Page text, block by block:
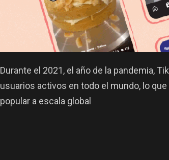
Durante el 2021, el año de la pandemia,
usuarios activos en todo el mundo, lo
popular a escala global